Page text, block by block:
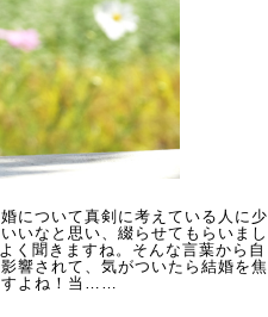
について真剣に考えている人に少
いなと思い、綴らせてもらいまし
く聞きますね。そんな言葉から自
響されて、気がついたら結婚を焦
すよね！当……